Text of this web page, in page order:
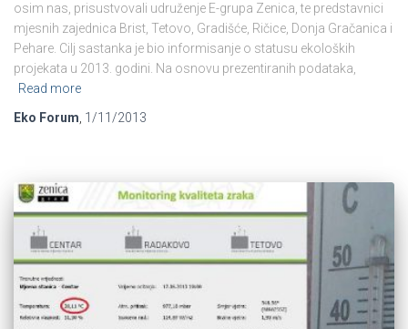
osim nas, prisustvovali udruženje E-grupa Zenica, te predstavnici
mjesnih zajednica Brist, Tetovo, Gradišće, Ričice, Donja Gračanica i
Pehare. Cilj sastanka je bio informisanje o statusu ekoloških
projekata u 2013. godini. Na osnovu prezentiranih podataka,
Read more
Eko Forum, 1/11/2013